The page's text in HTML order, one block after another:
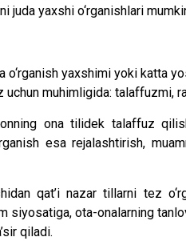
juda yaxshi o‘rganishlari
yaxshimi yoki katta
uchun muhimligida: talaffuzmi,
ona tilidek talaffuz
esa rejalashtirish,
qat’i nazar tillarni tez
siyosatiga, ota-onalarning
qiladi.